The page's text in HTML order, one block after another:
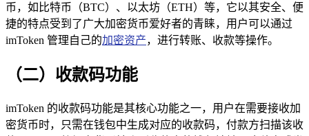
币，如比特币（BTC）、以太坊（ETH）等，它以其安全、便
捷的特点受到了广大加密货币爱好者的青睐，用户可以通过
imToken 管理自己的加密资产，进行转账、收款等操作。
（二）收款码功能
imToken 的收款码功能是其核心功能之一，用户在需要接收加
密货币时，只需在钱包中生成对应的收款码，付款方扫描该收